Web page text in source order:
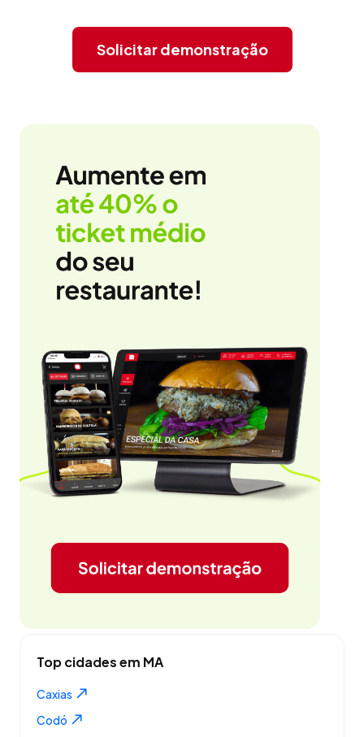
Solicitar demonstração
Top cidades em MA
Caxias
Codó